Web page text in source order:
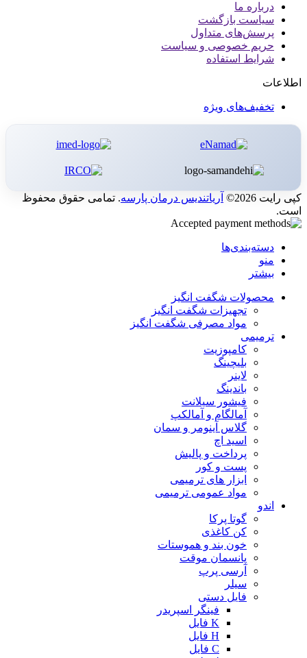
درباره ما
سیاست بازگشت
پرسش‌های متداول
حریم خصوصی و سیاست
شرایط استفاده
اطلاعات
تخفیف‌های ویژه
کپی رایت 2026© آریاتندیس درمان پارسه. تمامی حقوق محفوظ
است.
دسته‌بندی‌ها
منو
بیشتر
محصولات شگفت انگیز
تجهیزات شگفت انگیز
مواد مصرفی شگفت انگیز
ترمیمی
کامپوزیت
بلیچینگ
لاینر
باندینگ
فیشور سیلانت
آمالگام و آمالکپ
گلاس آینومر و سمان
اسید اچ
پرداخت و پالیش
پست و کور
ابزار های ترمیمی
مواد عمومی ترمیمی
اندو
گوتا پرکا
کن کاغذی
خون بند و هموستات
پانسمان موقت
آرسی پرپ
سیلر
فایل دستی
فینگر اسپریدر
K فایل
H فایل
C فایل